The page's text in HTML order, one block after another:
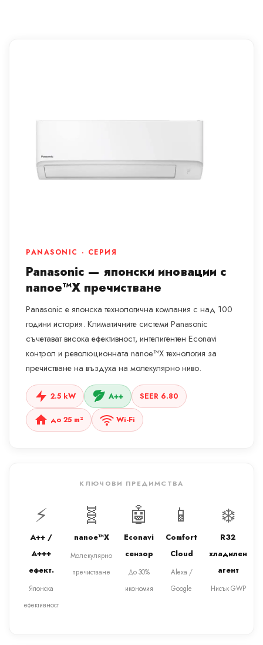
PANASONIC · СЕРИЯ
Panasonic — японски иновации с
nanoe™X пречистване
Panasonic е японска технологична компания с над 100
години история. Климатичните системи Panasonic
съчетават висока ефективност, интелигентен Econavi
контрол и революционната nanoe™X технология за
пречистване на въздуха на молекулярно ниво.
2.5 kW A++ SEER 6.80
до 25 m² Wi-Fi
КЛЮЧОВИ ПРЕДИМСТВА
⚡
A++ /
A+++
ефект.
Японска
ефективност
🧬
nanoe™X
Молекулярно
пречистване
🤖
Econavi
сензор
До 30%
икономия
📱
Comfort
Cloud
Alexa /
Google
❄️
R32
хладилен
агент
Нисък GWP